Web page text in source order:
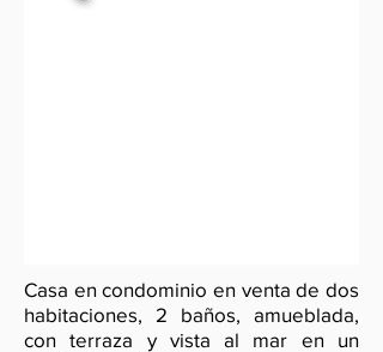
Casa en condominio en venta de dos
habitaciones, 2 baños, amueblada,
con terraza y vista al mar en un